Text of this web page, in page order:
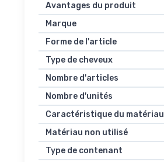
Avantages du produit
Marque
Forme de l'article
Type de cheveux
Nombre d'articles
Nombre d'unités
Caractéristique du matériau
Matériau non utilisé
Type de contenant